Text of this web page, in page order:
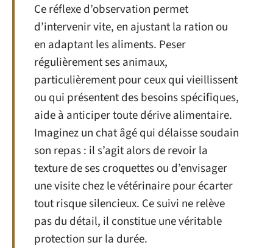
Ce réflexe d’observation permet
d’intervenir vite, en ajustant la ration ou
en adaptant les aliments. Peser
régulièrement ses animaux,
particulièrement pour ceux qui vieillissent
ou qui présentent des besoins spécifiques,
aide à anticiper toute dérive alimentaire.
Imaginez un chat âgé qui délaisse soudain
son repas : il s’agit alors de revoir la
texture de ses croquettes ou d’envisager
une visite chez le vétérinaire pour écarter
tout risque silencieux. Ce suivi ne relève
pas du détail, il constitue une véritable
protection sur la durée.